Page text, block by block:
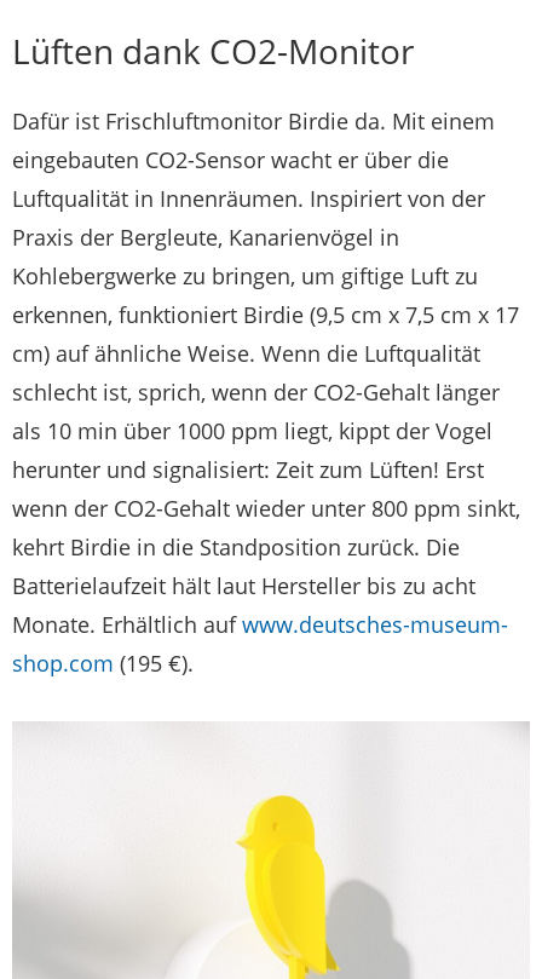
Lüften dank CO2-Monitor
Dafür ist Frischluftmonitor Birdie da. Mit einem
eingebauten CO2-Sensor wacht er über die
Luftqualität in Innenräumen. Inspiriert von der
Praxis der Bergleute, Kanarienvögel in
Kohlebergwerke zu bringen, um giftige Luft zu
erkennen, funktioniert Birdie (9,5 cm x 7,5 cm x 17
cm) auf ähnliche Weise. Wenn die Luftqualität
schlecht ist, sprich, wenn der CO2-Gehalt länger
als 10 min über 1000 ppm liegt, kippt der Vogel
herunter und signalisiert: Zeit zum Lüften! Erst
wenn der CO2-Gehalt wieder unter 800 ppm sinkt,
kehrt Birdie in die Standposition zurück. Die
Batterielaufzeit hält laut Hersteller bis zu acht
Monate. Erhältlich aufwww.deutsches-museum-
shop.com (195 €).